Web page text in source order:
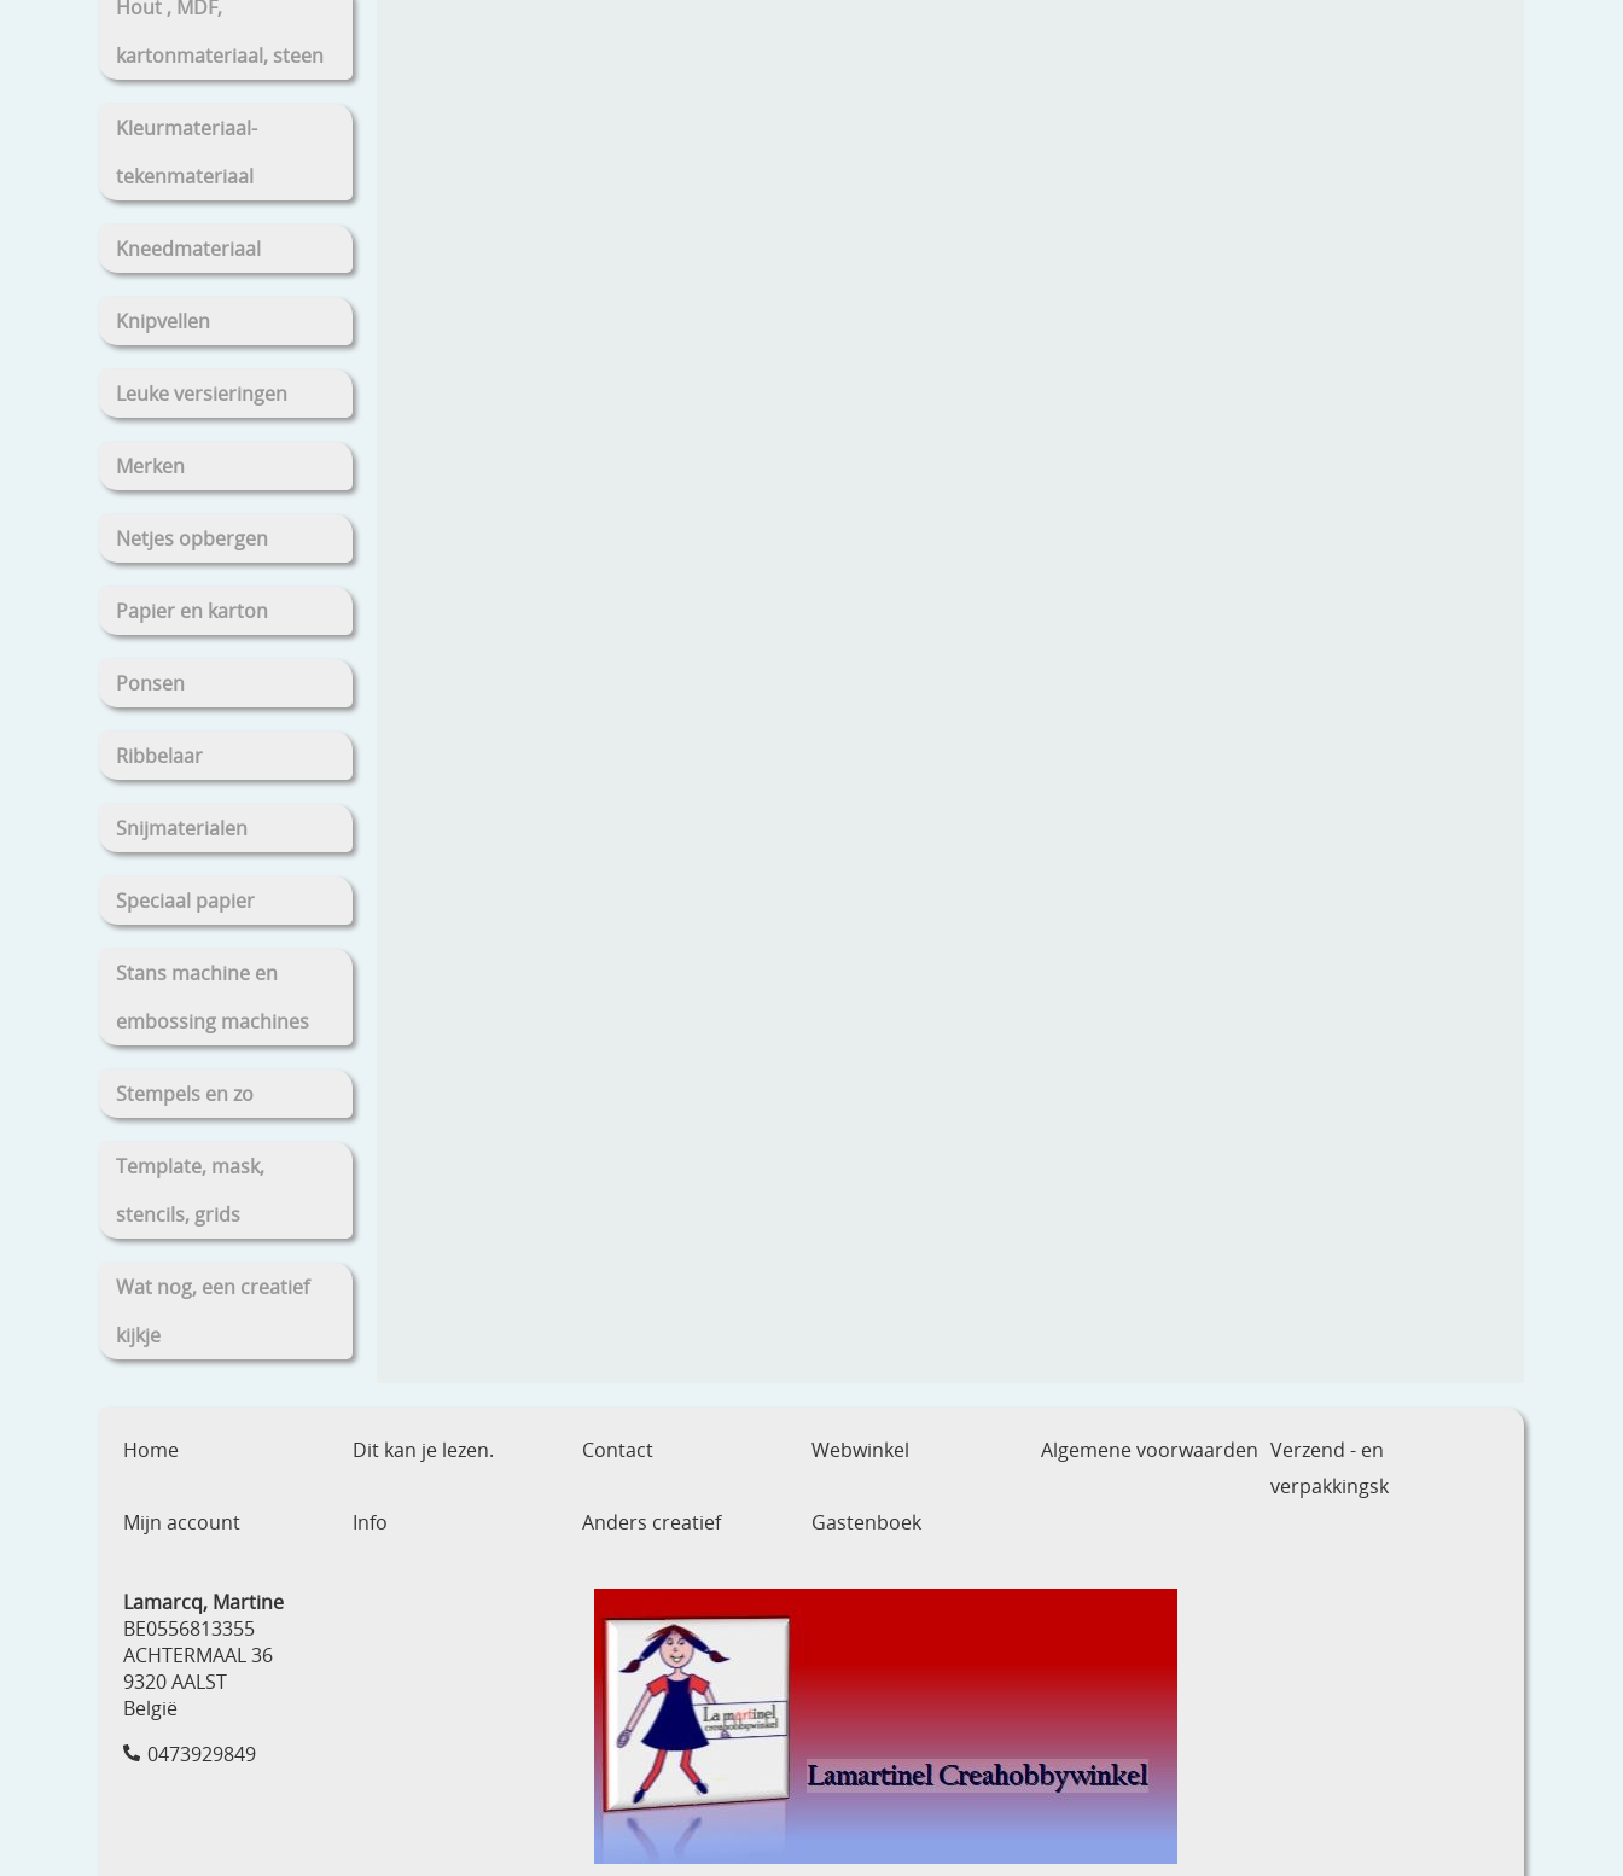
Hout , MDF,
kartonmateriaal, steen
Kleurmateriaal-
tekenmateriaal
Kneedmateriaal
Knipvellen
Leuke versieringen
Merken
Netjes opbergen
Papier en karton
Ponsen
Ribbelaar
Snijmaterialen
Speciaal papier
Stans machine en
embossing machines
Stempels en zo
Template, mask,
stencils, grids
Wat nog, een creatief
kijkje
Home Dit kan je lezen. Contact Webwinkel Algemene voorwaarden Verzend - en
verpakkingsk
Mijn account
Info Anders creatief Gastenboek
Lamarcq, Martine
BE0556813355
ACHTERMAAL 36
9320 AALST
België
0473929849